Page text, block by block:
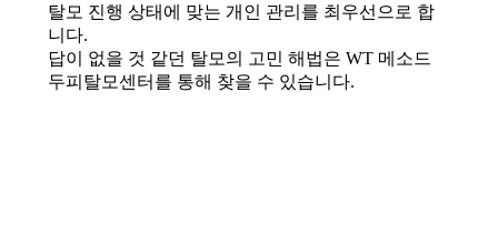
탈모 진행 상태에 맞는 개인 관리를 최우선으로 합
니다.
답이 없을 것 같던 탈모의 고민 해법은 WT 메소드
두피탈모센터를 통해 찾을 수 있습니다.